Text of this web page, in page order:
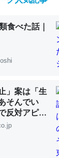
と前の伏線」
多い分量。進化
の考察（１） -
いのか。知らん
エビの600分の
食べた話｜
」案は「生
そんでい
反対アピー